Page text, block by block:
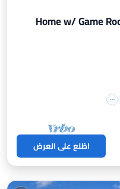
Home w/ Game
اطّلع على العرض